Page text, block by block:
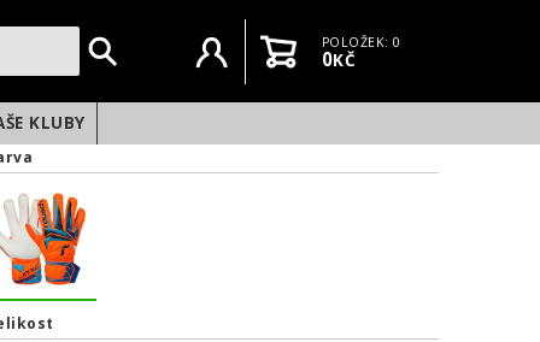
Uživatelský účet
KošíkPOLOŽEK: 0
0KČ
KLUBY